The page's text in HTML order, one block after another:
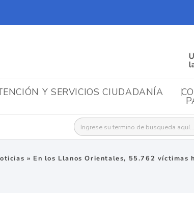
Y SERVICIOS CIUDADANÍA
Buscar:
» En los Llanos Orientales, 55.762 víctimas